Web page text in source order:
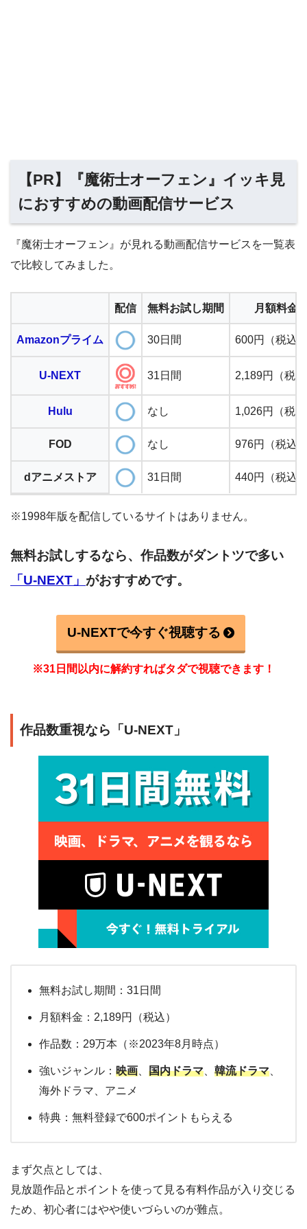
【PR】『魔術士オーフェン』イッキ見
におすすめの動画配信サービス
『魔術士オーフェン』が見れる動画配信サービスを一覧表
で比較してみました。
配信 無料お試し期間 月額料金
Amazonプライム 30日間 600円（税込
U-NEXT 31日間 2,189円（税
Hulu なし 1,026円（税
FOD なし 976円（税込
dアニメストア 31日間 440円（税込
※1998年版を配信しているサイトはありません。
無料お試しするなら、作品数がダントツで多い
「U-NEXT」 がおすすめです。
U-NEXTで今すぐ視聴する
※31日間以内に解約すればタダで視聴できます！
作品数重視なら「U-NEXT」
無料お試し期間：31日間
月額料金：2,189円（税込）
作品数：29万本（※2023年8月時点）
強いジャンル： 映画、 国内ドラマ、 韓流ドラマ、
海外ドラマ、アニメ
特典：無料登録で600ポイントもらえる
まず欠点としては、
見放題作品とポイントを使って見る有料作品が入り交じる
ため、初心者にはやや使いづらいのが難点。